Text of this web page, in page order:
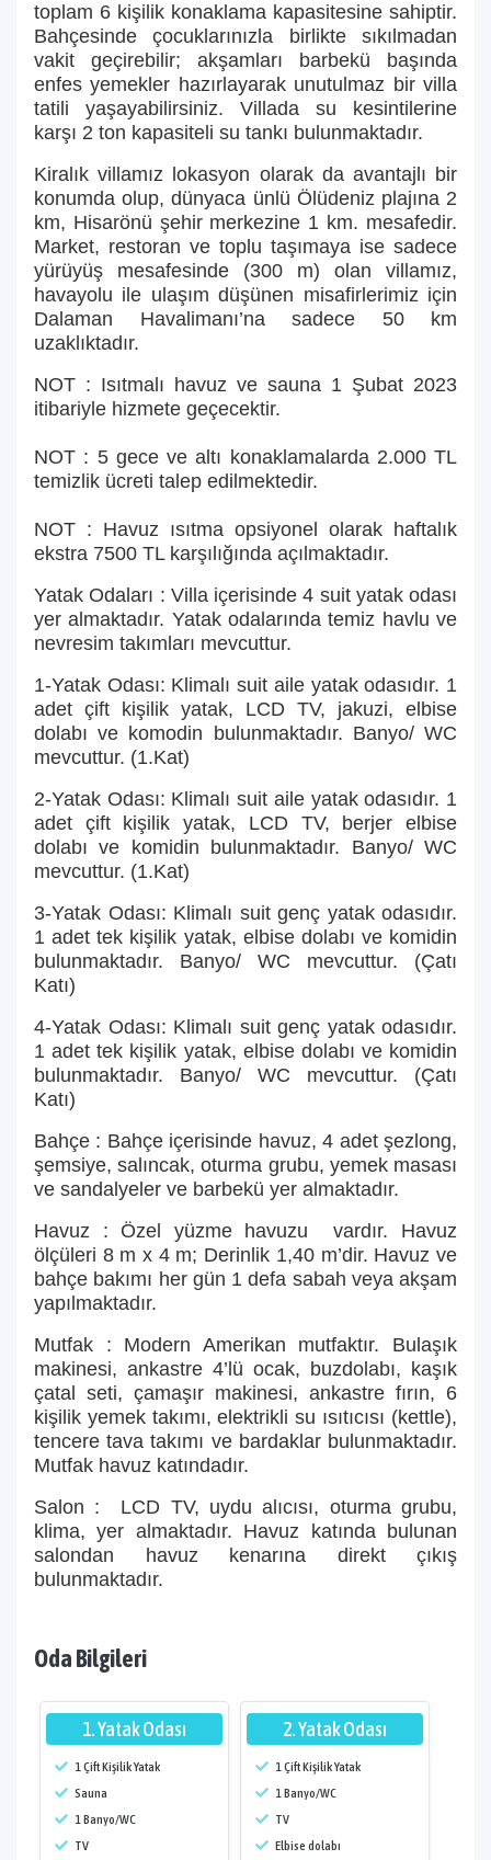
toplam 6 kişilik konaklama kapasitesine sahiptir.
Bahçesinde çocuklarınızla birlikte sıkılmadan
vakit geçirebilir; akşamları barbekü başında
enfes yemekler hazırlayarak unutulmaz bir villa
tatili yaşayabilirsiniz. Villada su kesintilerine
karşı 2 ton kapasiteli su tankı bulunmaktadır.
Kiralık villamız lokasyon olarak da avantajlı bir
konumda olup, dünyaca ünlü Ölüdeniz plajına 2
km, Hisarönü şehir merkezine 1 km. mesafedir.
Market, restoran ve toplu taşımaya ise sadece
yürüyüş mesafesinde (300 m) olan villamız,
havayolu ile ulaşım düşünen misafirlerimiz için
Dalaman Havalimanı’na sadece 50 km
uzaklıktadır.
NOT : Isıtmalı havuz ve sauna 1 Şubat 2023
itibariyle hizmete geçecektir.
NOT : 5 gece ve altı konaklamalarda 2.000 TL
temizlik ücreti talep edilmektedir.
NOT : Havuz ısıtma opsiyonel olarak haftalık
ekstra 7500 TL karşılığında açılmaktadır.
Yatak Odaları : Villa içerisinde 4 suit yatak odası
yer almaktadır. Yatak odalarında temiz havlu ve
nevresim takımları mevcuttur.
1-Yatak Odası: Klimalı suit aile yatak odasıdır. 1
adet çift kişilik yatak, LCD TV, jakuzi, elbise
dolabı ve komodin bulunmaktadır. Banyo/ WC
mevcuttur. (1.Kat)
2-Yatak Odası: Klimalı suit aile yatak odasıdır. 1
adet çift kişilik yatak, LCD TV, berjer elbise
dolabı ve komidin bulunmaktadır. Banyo/ WC
mevcuttur. (1.Kat)
3-Yatak Odası: Klimalı suit genç yatak odasıdır.
1 adet tek kişilik yatak, elbise dolabı ve komidin
bulunmaktadır. Banyo/ WC mevcuttur. (Çatı
Katı)
4-Yatak Odası: Klimalı suit genç yatak odasıdır.
1 adet tek kişilik yatak, elbise dolabı ve komidin
bulunmaktadır. Banyo/ WC mevcuttur. (Çatı
Katı)
Bahçe : Bahçe içerisinde havuz, 4 adet şezlong,
şemsiye, salıncak, oturma grubu, yemek masası
ve sandalyeler ve barbekü yer almaktadır.
Havuz : Özel yüzme havuzu vardır. Havuz
ölçüleri 8 m x 4 m; Derinlik 1,40 m’dir. Havuz ve
bahçe bakımı her gün 1 defa sabah veya akşam
yapılmaktadır.
Mutfak : Modern Amerikan mutfaktır. Bulaşık
makinesi, ankastre 4’lü ocak, buzdolabı, kaşık
çatal seti, çamaşır makinesi, ankastre fırın, 6
kişilik yemek takımı, elektrikli su ısıtıcısı (kettle),
tencere tava takımı ve bardaklar bulunmaktadır.
Mutfak havuz katındadır.
Salon : LCD TV, uydu alıcısı, oturma grubu,
klima, yer almaktadır. Havuz katında bulunan
salondan havuz kenarına direkt çıkış
bulunmaktadır.
Oda Bilgileri
1. Yatak Odası
1 Çift Kişilik Yatak
Sauna
1 Banyo/WC
TV
2. Yatak Odası
1 Çift Kişilik Yatak
1 Banyo/WC
TV
Elbise dolabı